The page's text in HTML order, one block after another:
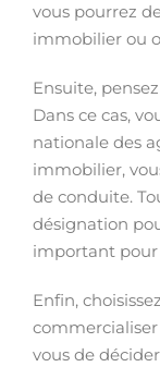
vous pourrez
immobilier ou
Ensuite,
Dans ce cas,
nationale des
immobilier,
de conduite.
désignation
important pour
Enfin,
commercialiser
vous de